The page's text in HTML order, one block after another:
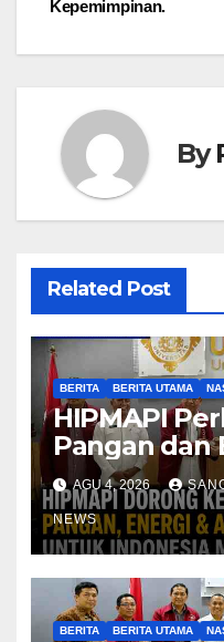
Kepemimpinan.
By
Related Post
BERITA BERITA UTAMA
HIPMAPI
Pangan dan
Indonesia
AGU 4, 2026
NEWS
BERITA BERITA UTAMA